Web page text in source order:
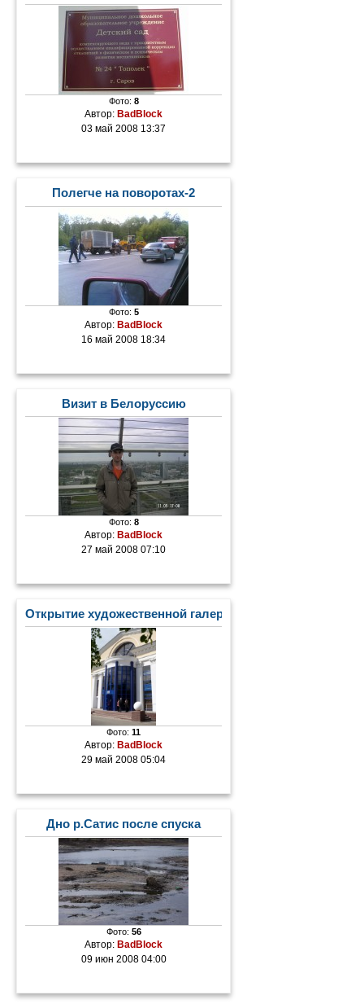
Фото: 8
Автор: BadBlock
03 май 2008 13:37
Полегче на поворотах-2
Фото: 5
Автор:BadBlock
16 май 2008 18:34
Визит в Белоруссию
Фото: 8
Автор:BadBlock
27 май 2008 07:10
Открытие художественной галереи
Фото:11
Автор: BadBlock
29 май 2008 05:04
Дно р.Сатис после спуска
Фото: 56
Автор: BadBlock
09 июн 2008 04:00